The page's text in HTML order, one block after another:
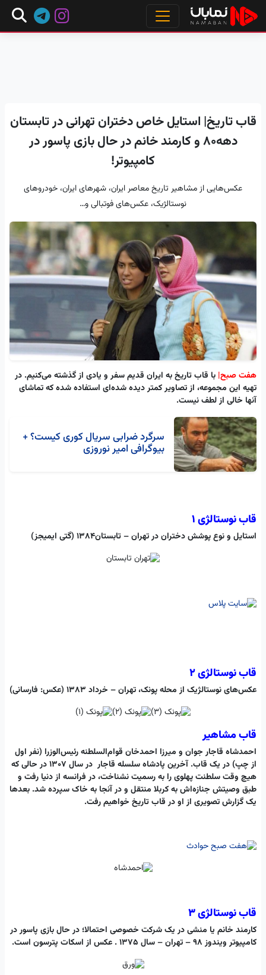
قاب تاریخ|‌ استایل خاص دختران تهرانی در تابستان
دهه۸۰ ‌و کارمند خانم در ‌حال بازی پاسور در
کامپیوتر!
عکس‌هایی از مشاهیر تاریخ معاصر ایران، شهرهای ایران، خودروهای
نوستالژیک، عکس‌های فوتبالی و…
هفت صبح‌| با قاب تاریخ به ایران قدیم سفر‌ و یادی ‌‌از ‌گذشته می‌کنیم. در
تهیه این مجموعه، از تصاویر کمتر دیده ‌شده‌ای استفاده شده که تماشای
آنها خالی از لطف نیست.
سرگرد ضرابی سریال کوری کیست؟ +
بیوگرافی امیر نوروزی
قاب نوستالژی 1
استایل و نوع پوشش دختران در تهران – تابستان۱۳۸۴ (گتی ایمیجز)
قاب نوستالژی 2
عکس‌های نوستالژیک از محله پونک، تهران – ‌خرداد ۱۳۸۳ (عکس: فارسانی)
قاب مشاهیر
احمدشاه قاجار جوان و میرزا احمدخان قوام‌السلطنه رئیس‌الوزرا (نفر اول
از چپ) در یک قاب. آخرین پادشاه سلسله قاجار ‌در سال 1307 ‌در حالی که
هیچ وقت سلطنت پهلوی را به رسمیت نشناخت، در فرانسه از دنیا رفت و
طبق وصیتش جنازه‌اش به کربلا منتقل و در آنجا به خاک سپرده شد. بعدها
یک گزارش تصویری از او در قاب تاریخ خواهیم رفت.
قاب نوستالژی 3
کارمند خانم یا منشی در یک شرکت خصوصی احتمالا؛ در ‌حال بازی پاسور در
کامپیوتر ویندوز 98 – تهران – سال 1375 . عکس از اسکات پترسون است.